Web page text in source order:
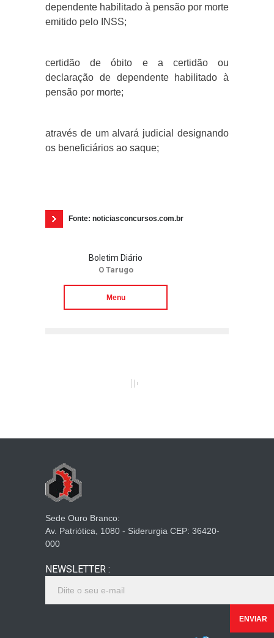
dependente habilitado à pensão por morte
emitido pelo INSS;
certidão de óbito e a certidão ou
declaração de dependente habilitado à
pensão por morte;
através de um alvará judicial designando
os beneficiários ao saque;
Fonte: noticiasconcursos.com.br
Boletim Diário
O Tarugo
Menu
Sede Ouro Branco:
Av. Patriótica, 1080 - Siderurgia CEP: 36420-
000
NEWSLETTER :